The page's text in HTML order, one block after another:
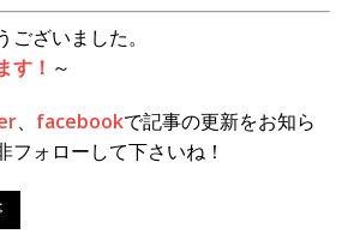
ざいました。
す！ ～
、 facebookで記事の更新をお知ら
フォローして下さいね！